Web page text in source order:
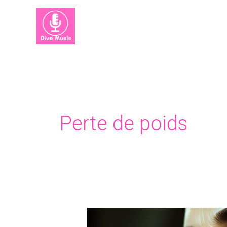
Perte de poids